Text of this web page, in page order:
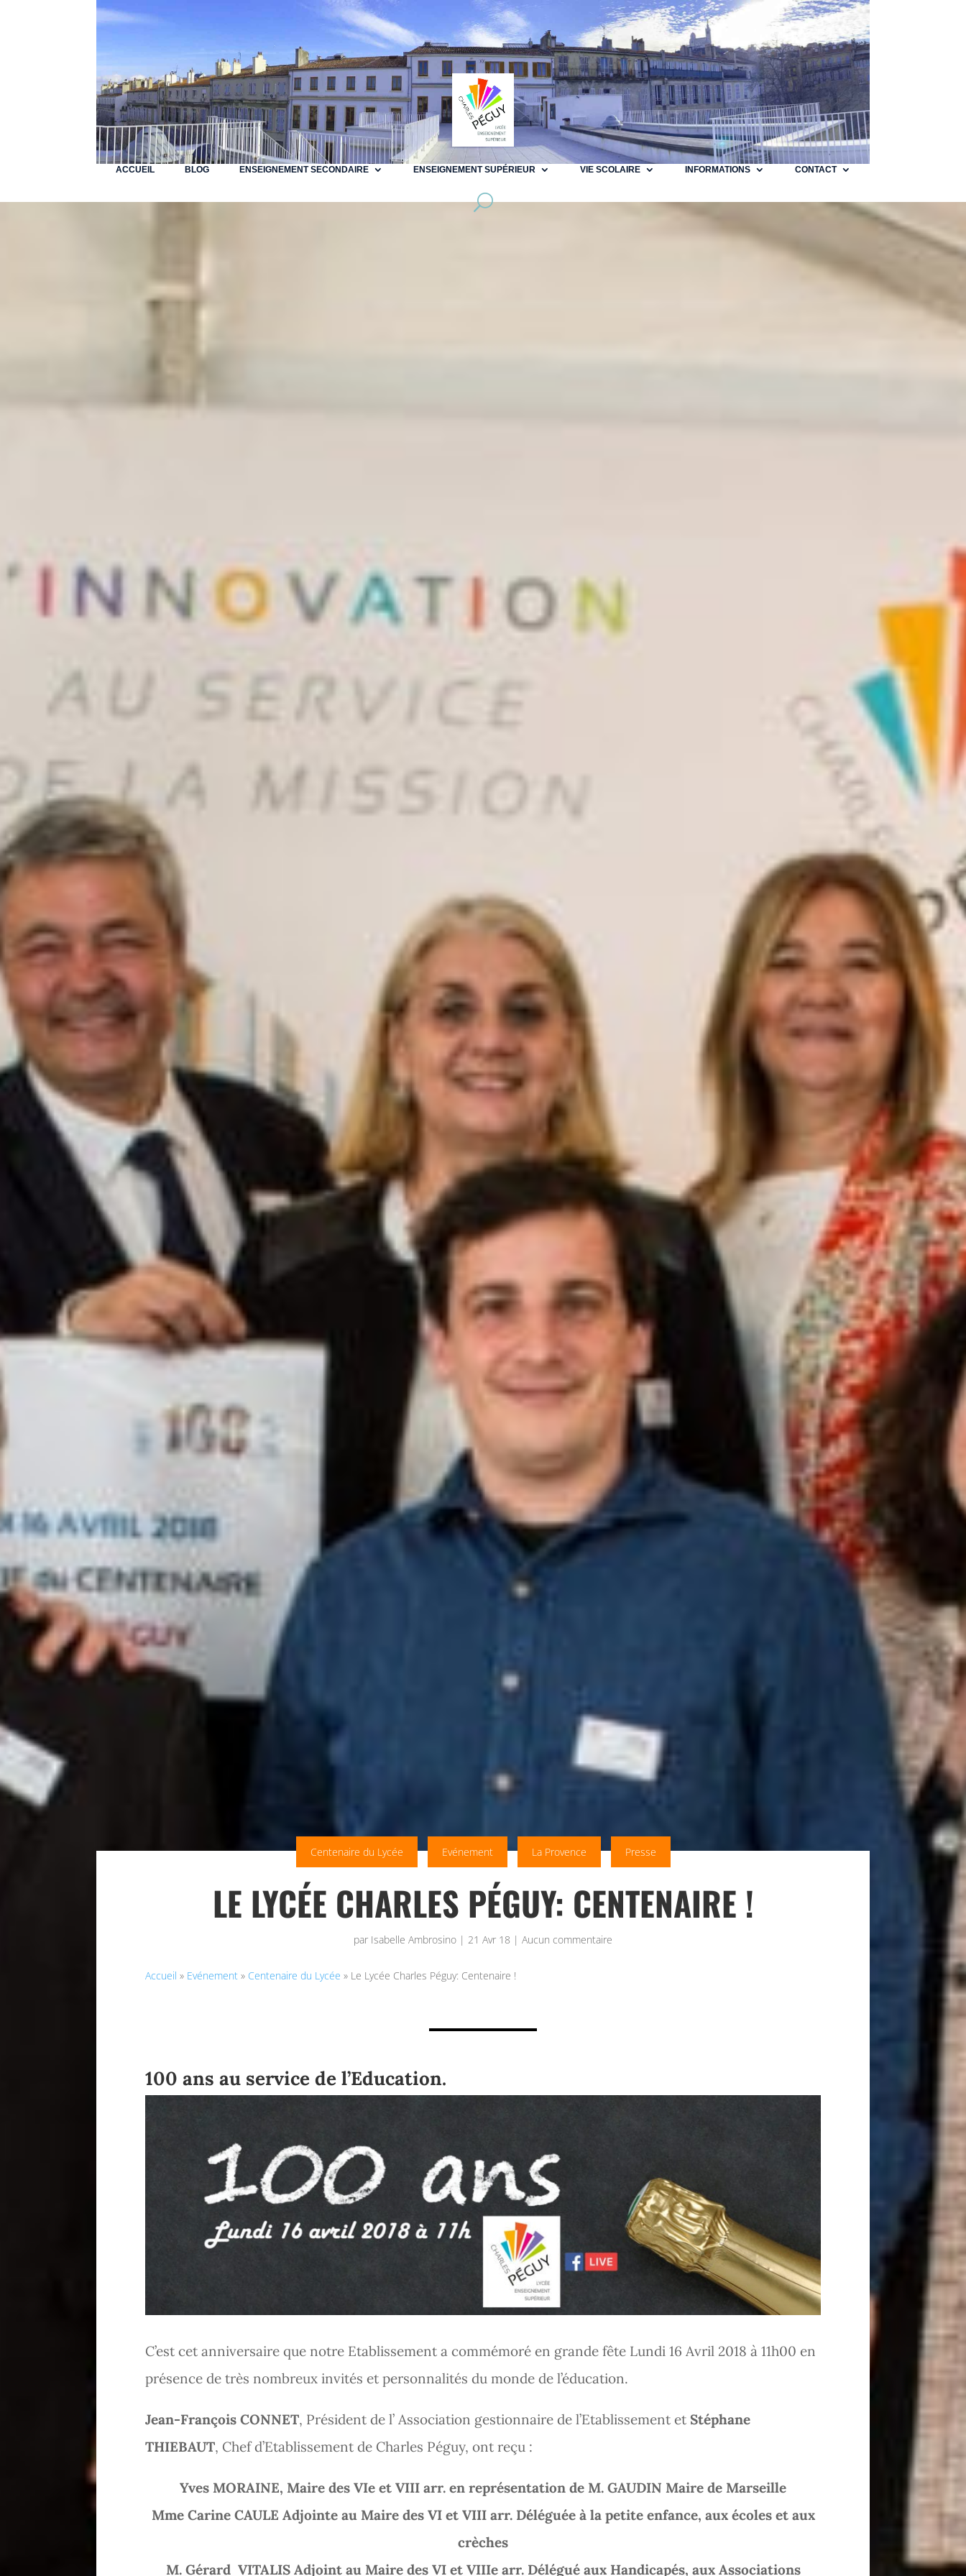
ACCUEIL BLOG ENSEIGNEMENT SECONDAIRE ENSEIGNEMENT SUPÉRIEUR VIE SCOLAIRE INFORMATIONS CONTACT
Centenaire du Lycée Evénement La Provence Presse
LE LYCÉE CHARLES PÉGUY: CENTENAIRE !
par Isabelle Ambrosino | 21 Avr 18 | Aucun commentaire
Accueil » Evénement» Centenaire du Lycée » Le Lycée Charles Péguy: Centenaire !
100 ans au service de l’Education.
C’est cet anniversaire que notre Etablissement a commémoré en grande fête Lundi 16 Avril 2018 à 11h00 en
présence de très nombreux invités et personnalités du monde de l’éducation.
Jean-François CONNET, Président de l’ Association gestionnaire de l’Etablissement et Stéphane
THIEBAUT, Chef d’Etablissement de Charles Péguy, ont reçu :
Yves MORAINE, Maire des VIe et VIII arr. en représentation de M. GAUDIN Maire de Marseille
Mme Carine CAULE Adjointe au Maire des VI et VIII arr. Déléguée à la petite enfance, aux écoles et aux
crèches
M. Gérard VITALIS Adjoint au Maire des VI et VIIIe arr. Délégué aux Handicapés, aux Associations